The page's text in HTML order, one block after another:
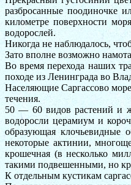
разбросанные поодиночке
километре поверхности
водорослей.
Никогда не наблюдалось,
Зато вполне возможно
Во время перехода наших
походе из Ленинграда во
Населяющие Саргассово
течения.
50 — 60 видов растений и
водоросли церамиум и
образующая клочьевидные
некоторые актинии,
крошечная (в несколько
такими подвешенными, но
К отдельным кустикам